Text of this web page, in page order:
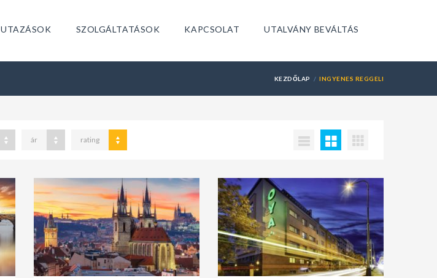
UTAZÁSOK SZOLGÁLTATÁSOK KAPCSOLAT UTALVÁNY BEVÁLTÁS
KEZDŐLAP INGYENES REGGELI
ár rating